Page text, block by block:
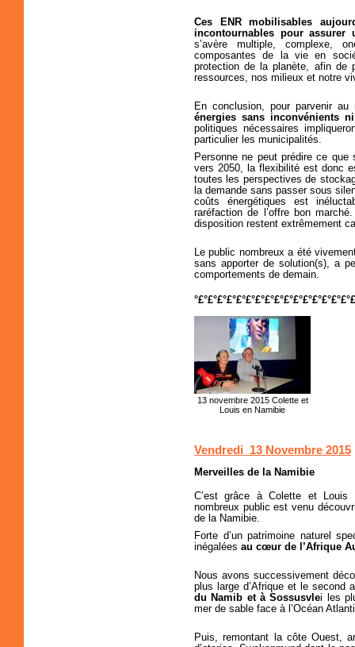
Ces ENR mobilisables
incontournables pour assurer
s’avère multiple, complexe,
composantes de la vie en
protection de la planète, afin de
ressources, nos milieux et notre
En conclusion, pour parvenir
énergies sans inconvénients
politiques nécessaires
particulier les municipalités.
Personne ne peut prédire ce
vers 2050, la flexibilité est donc
toutes les perspectives de
la demande sans passer sous
coûts énergétiques est
raréfaction de l’offre bon
disposition restent extrêmement
Le public nombreux a été
sans apporter de solution(s), a
comportements de demain.
13 novembre 2015 Colette et
Louis en Namibie
Vendredi 13 Novembre 2015
Merveilles de la Namibie
C’est grâce à Colette et Louis
nombreux public est venu
de la Namibie.
Forte d’un patrimoine naturel
inégalées au cœur de l’Afrique
Nous avons successivement
plus large d’Afrique et le second
du Namib et à Sossusvlei les
mer de sable face à l’Océan
Puis, remontant la côte Ouest,